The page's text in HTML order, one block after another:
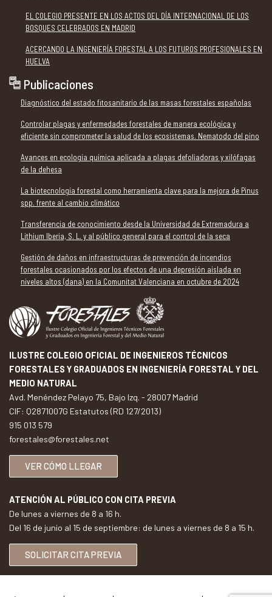
EL COLEGIO PRESENTE EN LOS ACTOS DEL DÍA INTERNACIONAL DE LOS
BOSQUES CELEBRADOS EN MADRID
ACERCANDO LA INGENIERÍA FORESTAL A LOS FUTUROS PROFESIONALES EN
HUELVA
Publicaciones
Diagnóstico del estado fitosanitario de las masas forestales españolas
Controlar plagas y enfermedades forestales de manera ecológica y
eficiente sin comprometer la salud de los ecosistemas. Nematodo del pino
Avances en ecología química aplicada a plagas defoliadoras y xilófagas
de la dehesa
La biotecnología forestal como herramienta clave para la mejora de Pinus
spp. frente al cambio climático
Transferencia de conocimiento desde la Universidad de Extremadura a
Lithium Iberia, S. L. y al público general para el control de la seca
Gestión de daños en infraestructuras de prevención de incendios
forestales ocasionados por los efectos de una depresión aislada en
niveles altos (dana) en la Comunitat Valenciana en octubre de 2024
ILUSTRE COLEGIO OFICIAL DE INGENIEROS TÉCNICOS
FORESTALES Y GRADUADOS EN INGENIERÍA FORESTAL Y DEL
MEDIO NATURAL
Avd. Menéndez Pelayo 75, Bajo Izq. - 28007 Madrid
CIF: Q2871007G Estatutos (RD 127/2013)
915 013 579
forestales@forestales.net
VER CÓMO LLEGAR
ATENCIÓN AL PÚBLICO CON CITA PREVIA
De lunes a viernes de 8 a 16 h.
Del 16 de junio al 15 de septiembre: de lunes a viernes de 8 a 15 h.
SOLICITAR CITA PREVIA